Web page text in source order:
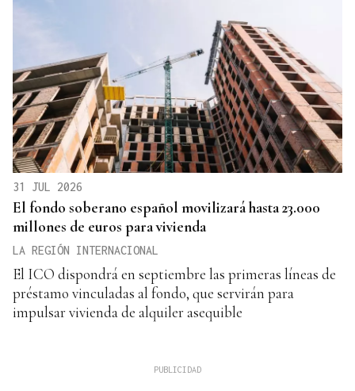
31 JUL 2026
El fondo soberano español movilizará hasta 23.000
millones de euros para vivienda
LA REGIÓN INTERNACIONAL
El ICO dispondrá en septiembre las primeras líneas de
préstamo vinculadas al fondo, que servirán para
impulsar vivienda de alquiler asequible